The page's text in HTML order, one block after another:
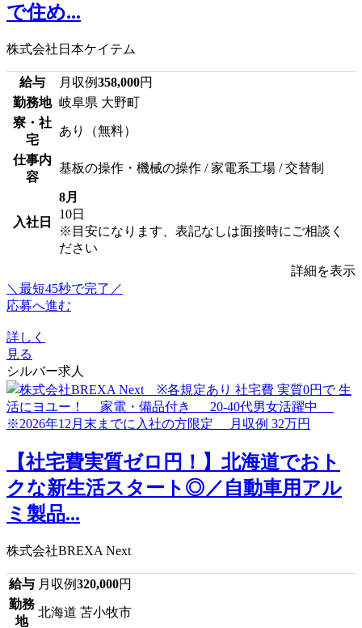
で住め...
株式会社日本ケイテム
給与 月収例358,000円
勤務地 岐阜県 大野町
寮・社
宅
あり（無料）
仕事内
容
基板の操作・機械の操作 / 家電系工場 / 交替制
入社日
8月
10日
※目安になります、表記なしは面接時にご相談く
ださい
詳細を表示
＼最短45秒で完了／
応募へ進む
詳しく
見る
シルバー求人
【社宅費実質ゼロ円！】北海道でおト
クな新生活スタート◎／自動車用アル
ミ製品...
株式会社BREXA Next
給与 月収例320,000円
勤務
地
北海道 苫小牧市